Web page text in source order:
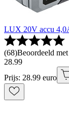
LUX 20V accu
(68)Beoordeeld
28.99
Prijs: 28.99 euro